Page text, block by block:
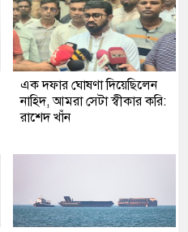
এক দফার ঘোষণা দিয়েছিলেন
নাহিদ, আমরা সেটা স্বীকার করি:
রাশেদ খাঁন